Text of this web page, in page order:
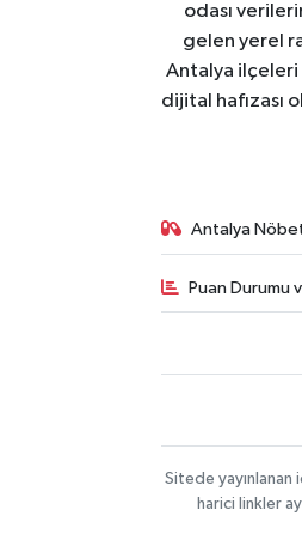
odası
gelen yerel
Antalya ilçeleri
dijital hafızası
Antalya
Puan Durumu
Sitede yayınlanan
harici linkler